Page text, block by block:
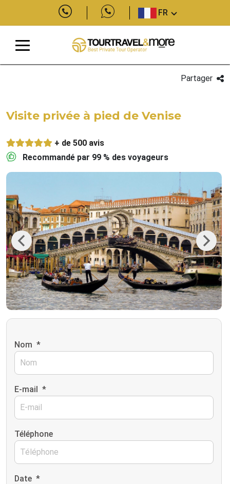
FR
Partager
Visite privée à pied de Venise
+ de 500 avis
Recommandé par 99 % des voyageurs
Previous Next
Nom *
E-mail *
Téléphone
Date *